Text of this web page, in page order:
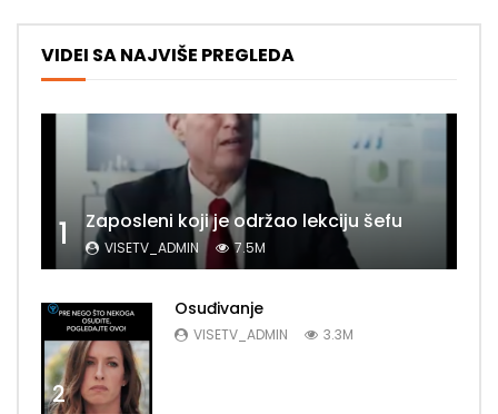
VIDEI SA NAJVIŠE PREGLEDA
1 Zaposleni koji je održao lekciju šefu
VISETV_ADMIN 7.5M
2
Osuđivanje
VISETV_ADMIN 3.3M